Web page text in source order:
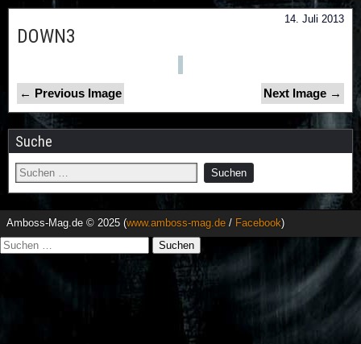
14. Juli 2013
DOWN3
← Previous Image Next Image →
Suche
Amboss-Mag.de © 2025 (www.amboss-mag.de / Facebook)